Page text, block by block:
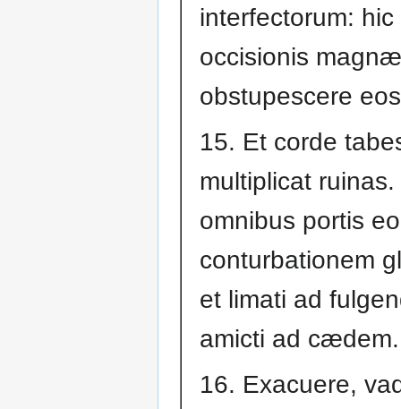
interfectorum:
occisionis
obstupescere
15. Et corde
multiplicat ruinas.
omnibus portis
conturbationem
et limati ad
amicti ad cædem.
16. Exacuere,